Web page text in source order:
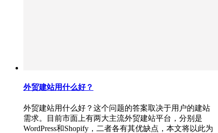
外贸建站用什么好？
外贸建站用什么好？这个问题的答案取决于用户的建站
需求。目前市面上有两大主流外贸建站平台，分别是
WordPress和Shopify，二者各有其优缺点，本文将以此为